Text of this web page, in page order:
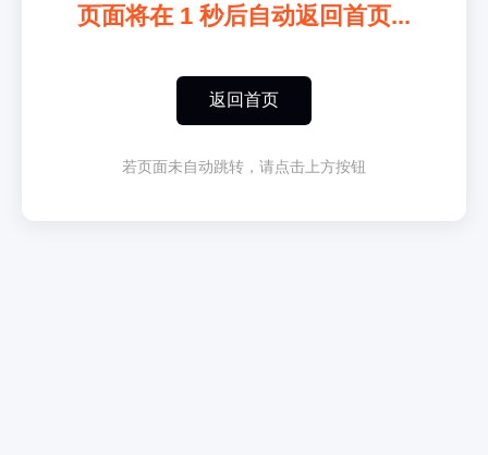
页面将在 1 秒后自动返回首页...
返回首页
若页面未自动跳转，请点击上方按钮